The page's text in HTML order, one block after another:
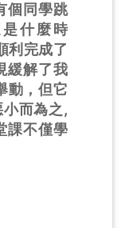
個同學跳
什麼時
利完成了
緩解了我
動，但它
而為之,
課不僅學